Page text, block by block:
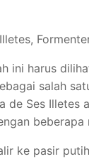
ini harus
salah
de Ses Illetes
beberapa
ke pasir